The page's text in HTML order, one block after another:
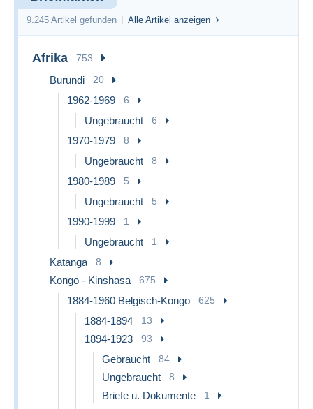
9.245 Artikel gefunden Alle Artikel anzeigen
Afrika 753
Burundi 20
1962-1969 6
Ungebraucht 6
1970-1979 8
Ungebraucht 8
1980-1989 5
Ungebraucht 5
1990-1999 1
Ungebraucht 1
Katanga 8
Kongo - Kinshasa 675
1884-1960 Belgisch-Kongo 625
1884-1894 13
1894-1923 93
Gebraucht 84
Ungebraucht 8
Briefe u. Dokumente 1